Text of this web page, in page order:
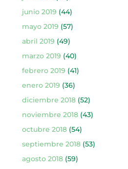
junio 2019 (44)
mayo 2019 (57)
abril 2019 (49)
marzo 2019 (40)
febrero 2019 (41)
enero 2019 (36)
diciembre 2018(52)
noviembre 2018(43)
octubre 2018(54)
septiembre 2018(53)
agosto 2018(59)